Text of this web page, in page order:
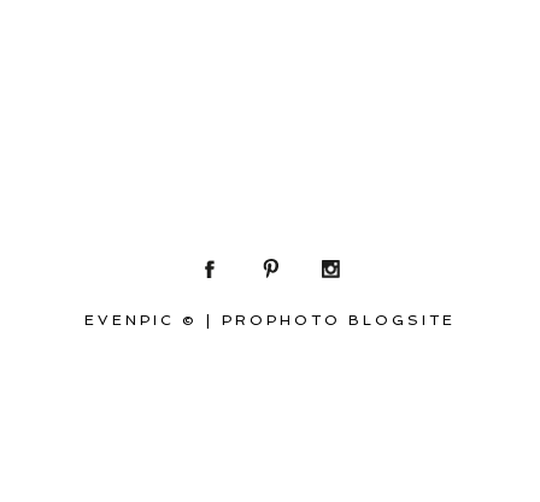
EVENPIC © PROPHOTO BLOGSITE